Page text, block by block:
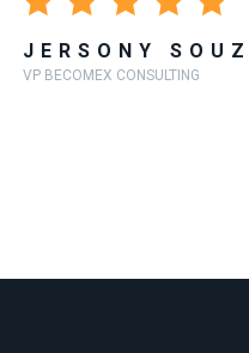
JERSONY
VP BECOMEX CONSULTING